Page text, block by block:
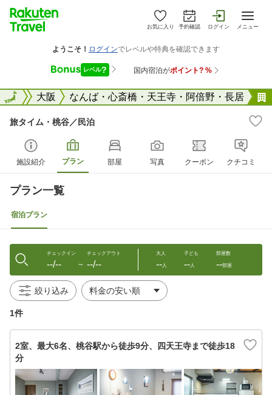
お気に入り 予約確認 ログイン メニュー
阪府 大阪 なんば・心斎橋・天王寺・阿倍野・長居
全国
旅タイム・桃谷／民泊
施設紹介 プラン 部屋 写真 クーポン クチコミ
プラン一覧
宿泊プラン
チェックイン
--/-- 〜
チェックアウト
--/--
大人
--人
子ども
--人
部屋数
--部屋
絞り込み
1件
2室、最大6名、桃谷駅から徒歩9分、四天王寺まで徒歩18
分